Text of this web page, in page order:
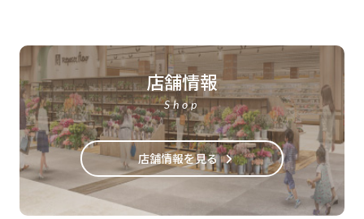
店舗情報
Shop
店舗情報を見る